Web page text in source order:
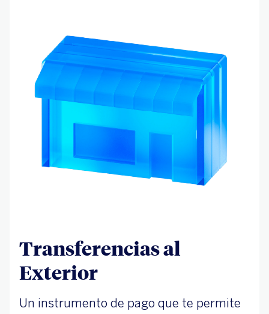
Transferencias al
Exterior
Un instrumento de pago que te permite